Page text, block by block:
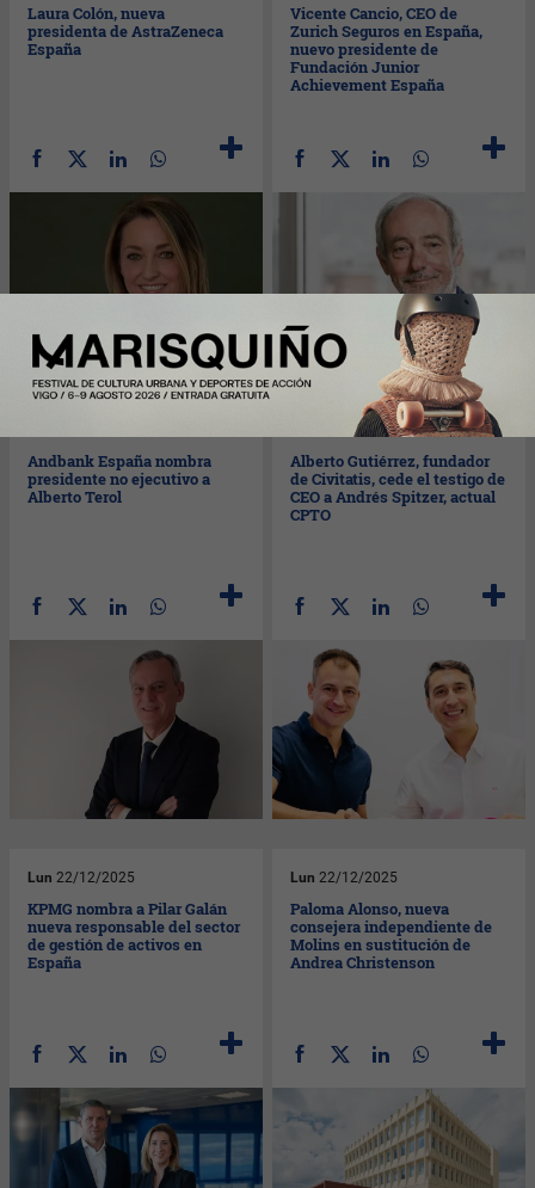
Laura Colón, nueva
presidenta de AstraZeneca
España
Vicente Cancio, CEO de
Zurich Seguros en España,
nuevo presidente de
Fundación Junior
Achievement España
Andbank España nombra
presidente no ejecutivo a
Alberto Terol
23/12/2025
Alberto Gutiérrez, fundador
de Civitatis, cede el testigo de
CEO a Andrés Spitzer, actual
CPTO
Lun 22/12/2025
KPMG nombra a Pilar Galán
nueva responsable del sector
de gestión de activos en
España
Lun 22/12/2025
Paloma Alonso, nueva
consejera independiente de
Molins en sustitución de
Andrea Christenson